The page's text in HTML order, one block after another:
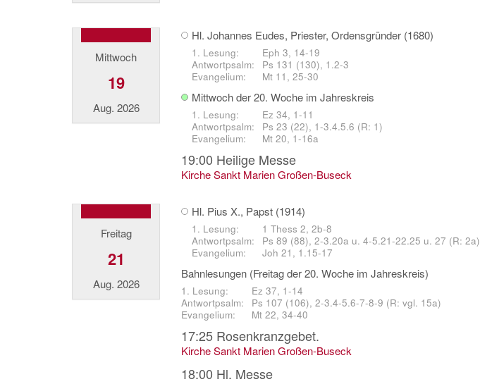
Mittwoch
19
Aug. 2026
Hl. Johannes Eudes, Priester, Ordensgründer (1680)
Eph 3, 14-19
Ps 131 (130), 1.2-3
Mt 11, 25-30
Mittwoch der 20. Woche im Jahreskreis
Ez 34, 1-11
Ps 23 (22), 1-3.4.5.6 (R: 1)
Mt 20, 1-16a
19:00 Heilige Messe
Kirche Sankt Marien Großen-Buseck
Freitag
21
Aug. 2026
Hl. Pius X., Papst (1914)
1 Thess 2, 2b-8
Ps 89 (88), 2-3.20a u. 4-5.21-22.25 u. 27 (R: 2a)
Joh 21, 1.15-17
Bahnlesungen (Freitag der 20. Woche im Jahreskreis)
Ez 37, 1-14
Ps 107 (106), 2-3.4-5.6-7-8-9 (R: vgl. 15a)
Mt 22, 34-40
17:25 Rosenkranzgebet.
Kirche Sankt Marien Großen-Buseck
18:00 Hl. Messe